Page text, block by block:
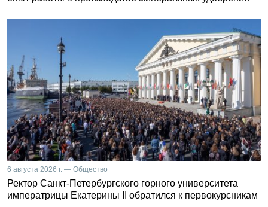
6 августа 2026 г. — Общество
Ректор Санкт-Петербургского горного университета
императрицы Екатерины II обратился к первокурсникам